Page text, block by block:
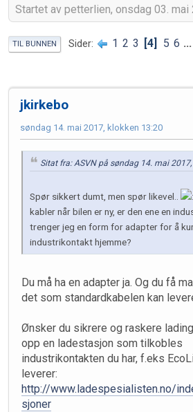
Startet av petterlien, onsdag 03. mai
TIL BUNNEN Sider 1 2 3 4 5 6 ...
jkirkebo
søndag 14. mai 2017, klokken 13:20
Sitat fra: ASVN på søndag 14. mai
Spør sikkert dumt, men spør likevel..
kabler når bilen er ny, er den ene en
trenger jeg en form for adapter for å
industrikontakt hjemme?
Du må ha en adapter ja. Og du få
det som standardkabelen kan
Ønsker du sikrere og raskere
opp en ladestasjon som tilkobles
industrikontakten du har, f.eks
leverer:
http://www.ladespesialisten.no/
sjoner